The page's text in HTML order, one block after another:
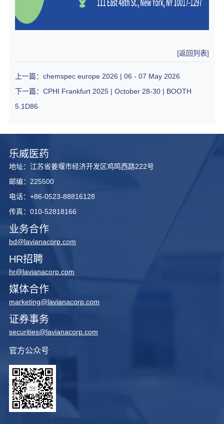
[返回列表]
上一篇：chemspec europe 2026 | 06 - 07 May 2026
下一篇：CPHI Frankfurt 2025 | October 28-30 | BOOTH
5.1D86
乐威医药
地址：江苏省姜堰市经济开发区鸡鸣西路222号
邮编：225500
电话：+86-0523-88816128
传真：010-52818166
业务合作
bd@lavianacorp.com
HR招聘
hr@lavianacorp.com
媒体合作
marketing@lavianacorp.com
证券事务
securities@lavianacorp.com
官方公众号